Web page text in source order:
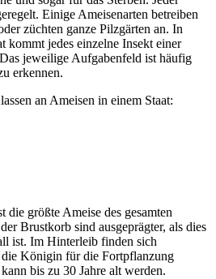
Einige Ameisenarten betreiben
züchten ganze Pilzgärten an. In
kommt jedes einzelne Insekt einer
jeweilige Aufgabenfeld ist häufig
erkennen.
an Ameisen in einem Staat:
größte Ameise des gesamten
Brustkorb sind ausgeprägter, als dies
ist. Im Hinterleib finden sich
die Königin für die Fortpflanzung
bis zu 30 Jahre alt werden.